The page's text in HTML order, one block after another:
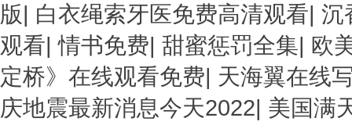
版| 白衣绳索牙医免费高清观看| 沉
观看|情书免费| 甜蜜惩罚全集| 欧
定桥》在线观看免费| 天海翼在线
庆地震最新消息今天2022| 美国满